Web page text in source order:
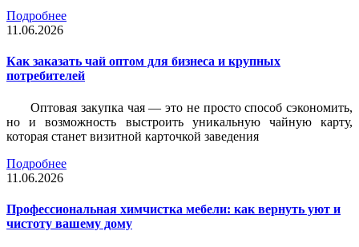
Подробнее
11.06.2026
Как заказать чай оптом для бизнеса и крупных
потребителей
Оптовая закупка чая — это не просто способ сэкономить,
но и возможность выстроить уникальную чайную карту,
которая станет визитной карточкой заведения
Подробнее
11.06.2026
Профессиональная химчистка мебели: как вернуть уют и
чистоту вашему дому